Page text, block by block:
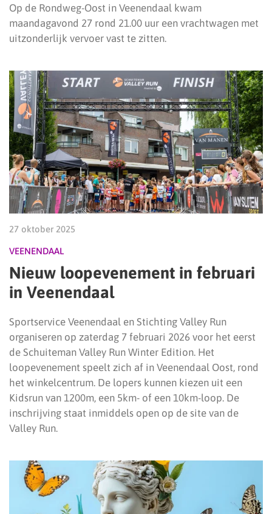
Op de Rondweg-Oost in Veenendaal kwam
maandagavond 27 rond 21.00 uur een vrachtwagen met
uitzonderlijk vervoer vast te zitten.
27 oktober 2025
VEENENDAAL
Nieuw loopevenement in februari
in Veenendaal
Sportservice Veenendaal en Stichting Valley Run
organiseren op zaterdag 7 februari 2026 voor het eerst
de Schuiteman Valley Run Winter Edition. Het
loopevenement speelt zich af in Veenendaal Oost, rond
het winkelcentrum. De lopers kunnen kiezen uit een
Kidsrun van 1200m, een 5km- of een 10km-loop. De
inschrijving staat inmiddels open op de site van de
Valley Run.